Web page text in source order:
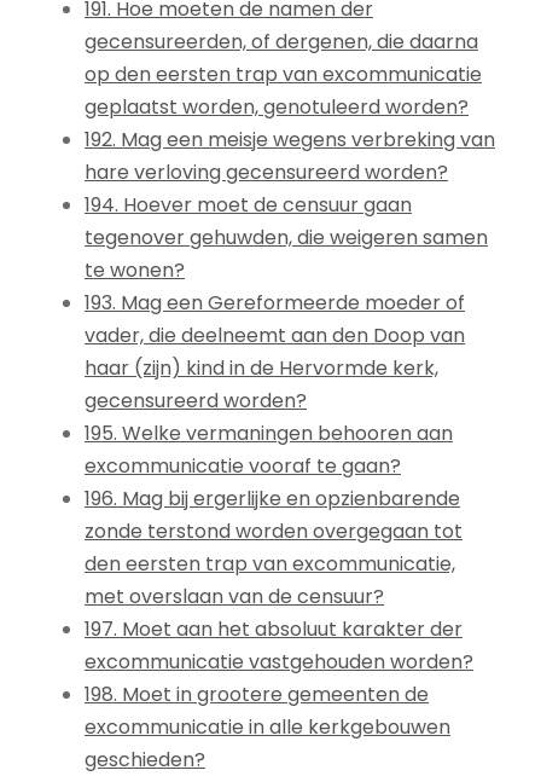
191. Hoe moeten de namen der
gecensureerden, of dergenen, die daarna
op den eersten trap van excommunicatie
geplaatst worden, genotuleerd worden?
192. Mag een meisje wegens verbreking van
hare verloving gecensureerd worden?
194. Hoever moet de censuur gaan
tegenover gehuwden, die weigeren samen
te wonen?
193. Mag een Gereformeerde moeder of
vader, die deelneemt aan den Doop van
haar (zijn) kind in de Hervormde kerk,
gecensureerd worden?
195. Welke vermaningen behooren aan
excommunicatie vooraf te gaan?
196. Mag bij ergerlijke en opzienbarende
zonde terstond worden overgegaan tot
den eersten trap van excommunicatie,
met overslaan van de censuur?
197. Moet aan het absoluut karakter der
excommunicatie vastgehouden worden?
198. Moet in grootere gemeenten de
excommunicatie in alle kerkgebouwen
geschieden?